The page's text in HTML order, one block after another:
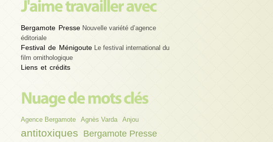
Bergamote Presse Nouvelle variété d’agence
éditoriale
Festival de Ménigoute Le festival international du
film ornithologique
Liens et crédits
Agence Bergamote Agnès Varda Anjou
antitoxiques Bergamote Presse